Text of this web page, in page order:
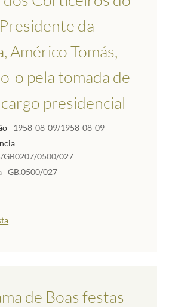
da
Américo Tomás,
o pela tomada de
presidencial
1958-08-09/1958-08-09
GB0207/0500/027
GB.0500/027
de Boas festas